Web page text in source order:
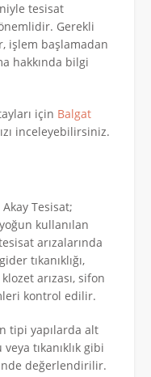
tesisat
Gerekli
işlem başlamadan
hakkında bilgi
için Balgat
inceleyebilirsiniz.
Tesisat;
kullanılan
arızalarında
tıkanıklığı,
arızası, sifon
kontrol edilir.
tipi yapılarda alt
tıkanıklık gibi
değerlendirilir.